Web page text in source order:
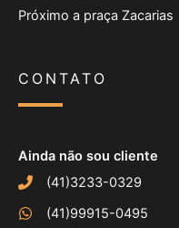
Próximo a praça Zacarias
CONTATO
Ainda não sou cliente
(41)3233-0329
(41)99915-0495